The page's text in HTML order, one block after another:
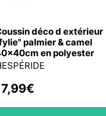
déco d extérieur
palmier & camel
en polyester
€